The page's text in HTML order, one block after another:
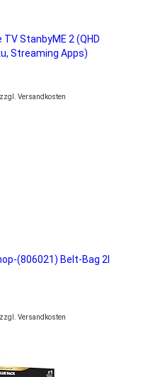
StanbyME 2 (QHD
Streaming Apps)
Versandkosten
(806021) Belt-Bag 2l
Versandkosten